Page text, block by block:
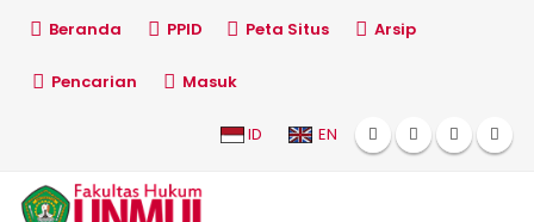
Beranda PPID Peta Situs Arsip
Pencarian Masuk
ID EN